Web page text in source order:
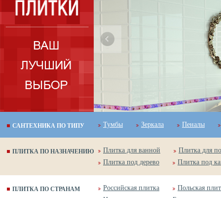
Primavera
САНТЕХНИКА ПО ТИПУ Тумбы Зеркала Пеналы
ПЛИТКА ПО НАЗНАЧЕНИЮ Плитка для ванной
Плитка для
Плитка под дерево
Плитка под
ПЛИТКА ПО СТРАНАМ Российская плитка
Польская